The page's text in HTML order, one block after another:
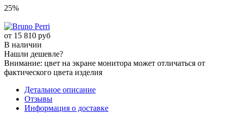
25%
от 15 810 руб
В наличии
Нашли дешевле?
Внимание: цвет на экране монитора может отличаться от
фактического цвета изделия
Детальное описание
Отзывы
Информация о доставке